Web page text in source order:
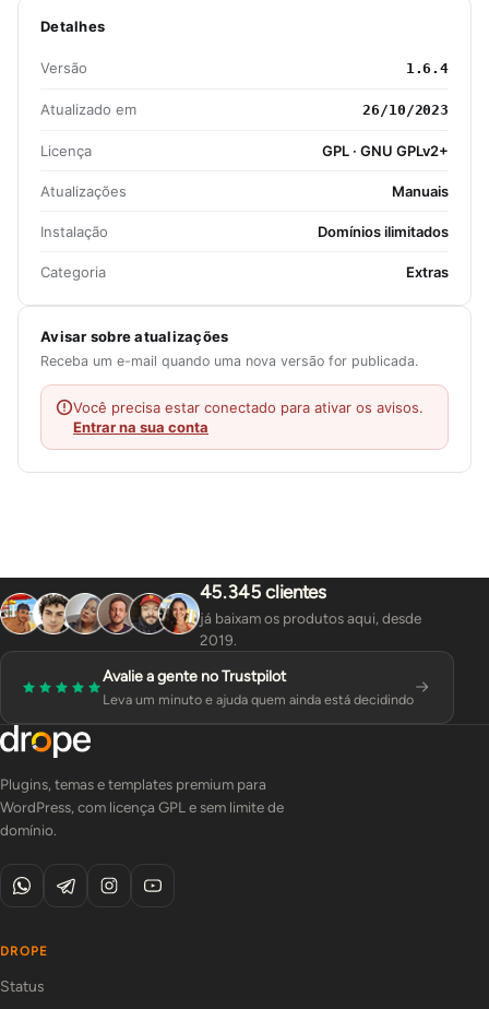
Detalhes
Versão 1.6.4
Atualizado em 26/10/2023
Licença GPL · GNU GPLv2+
Atualizações Manuais
Instalação Domínios ilimitados
Categoria Extras
Avisar sobre atualizações
Receba um e-mail quando uma nova versão for publicada.
Você precisa estar conectado para ativar os avisos.
Entrar na sua conta
45.345 clientes
já baixam os produtos aqui, desde
2019.
Avalie a gente no Trustpilot
Leva um minuto e ajuda quem ainda está decidindo
Plugins, temas e templates premium para
WordPress, com licença GPL e sem limite de
domínio.
DROPE
Status